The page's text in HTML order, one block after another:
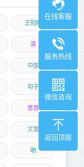
王阳明
清
中医
句子
意思
文案
明
在线客服
服务热线
微信咨询
返回顶部